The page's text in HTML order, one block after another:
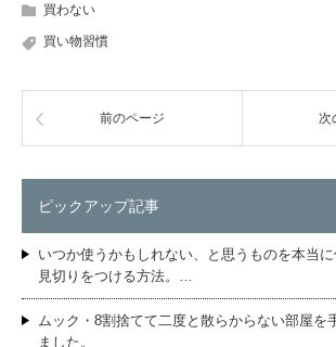
買わない
買い物習慣
前のページ 次
ピックアップ記事
いつか使うかもしれない、と思うものを本当
見切りをつける方法。…
ムック・8割捨てて二度と散らからない部屋を
ました。